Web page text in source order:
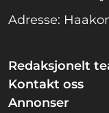
Adresse:
Redaksjonelt
Kontakt oss
Annonser